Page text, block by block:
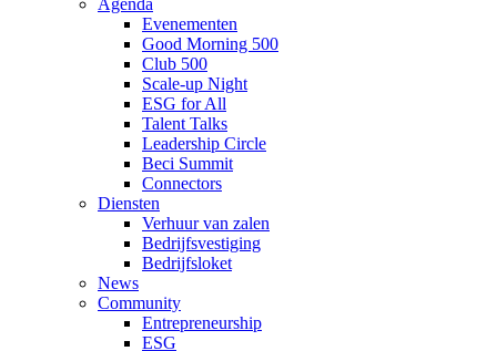
Agenda
Evenementen
Good Morning 500
Club 500
Scale-up Night
ESG for All
Talent Talks
Leadership Circle
Beci Summit
Connectors
Diensten
Verhuur van zalen
Bedrijfsvestiging
Bedrijfsloket
News
Community
Entrepreneurship
ESG